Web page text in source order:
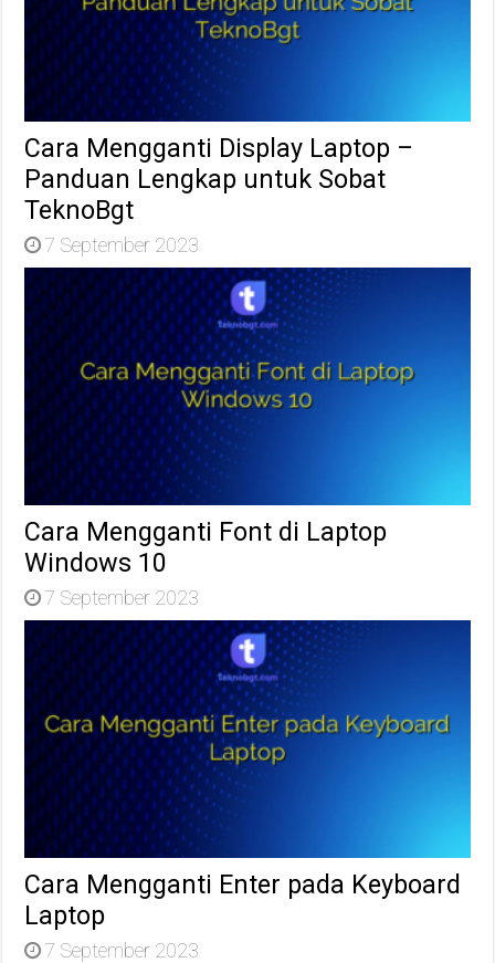
Cara Mengganti Display Laptop –
Panduan Lengkap untuk Sobat
TeknoBgt
7 September 2023
Cara Mengganti Font di Laptop
Windows 10
7 September 2023
Cara Mengganti Enter pada Keyboard
Laptop
7 September 2023